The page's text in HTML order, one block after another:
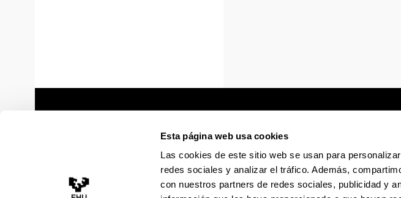
Esta página web usa cookies
Las cookies de este sitio web se usan para
redes sociales y analizar el tráfico. Además,
con nuestros partners de redes sociales, publicidad y
Sede